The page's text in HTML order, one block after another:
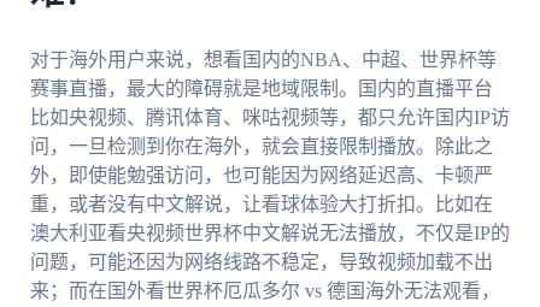
对于海外用户来说，想看国内的NBA、中超、世界杯等
赛事直播，最大的障碍就是地域限制。国内的直播平台
比如央视频、腾讯体育、咪咕视频等，都只允许国内IP访
问，一旦检测到你在海外，就会直接限制播放。除此之
外，即使能勉强访问，也可能因为网络延迟高、卡顿严
重，或者没有中文解说，让看球体验大打折扣。比如在
澳大利亚看央视频世界杯中文解说无法播放，不仅是IP的
问题，可能还因为网络线路不稳定，导致视频加载不出
来；而在国外看世界杯厄瓜多尔 vs 德国海外无法观看，